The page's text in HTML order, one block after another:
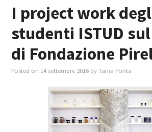
I project work
studenti ISTUD
di Fondazione
Posted on 14 settembre 2016 byTania Ponta